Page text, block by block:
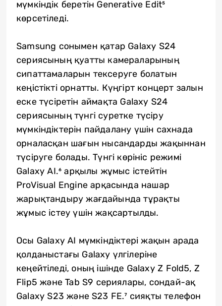
мүмкіндік беретін Generative Edit⁵
көрсетіледі.
Samsung сонымен қатар Galaxy S24
сериясының қуатты камераларының
сипаттамаларын тексеруге болатын
кеңістікті орнатты. Күңгірт концерт залын
еске түсіретін аймақта Galaxy S24
сериясының түнгі суретке түсіру
мүмкіндіктерін пайдалану үшін сахнада
орналасқан шағын нысандарды жақыннан
түсіруге болады. Түнгі көрініс режимі
Galaxy AI.⁶ арқылы жұмыс істейтін
ProVisual Engine арқасында нашар
жарықтандыру жағдайында тұрақты
жұмыс істеу үшін жақсартылды.
Осы Galaxy AI мүмкіндіктері жақын арада
қолданыстағы Galaxy үлгілеріне
кеңейтіледі, оның ішінде Galaxy Z Fold5, Z
Flip5 және Tab S9 сериялары, сондай-ақ
Galaxy S23 және S23 FE.⁷ сияқты телефон